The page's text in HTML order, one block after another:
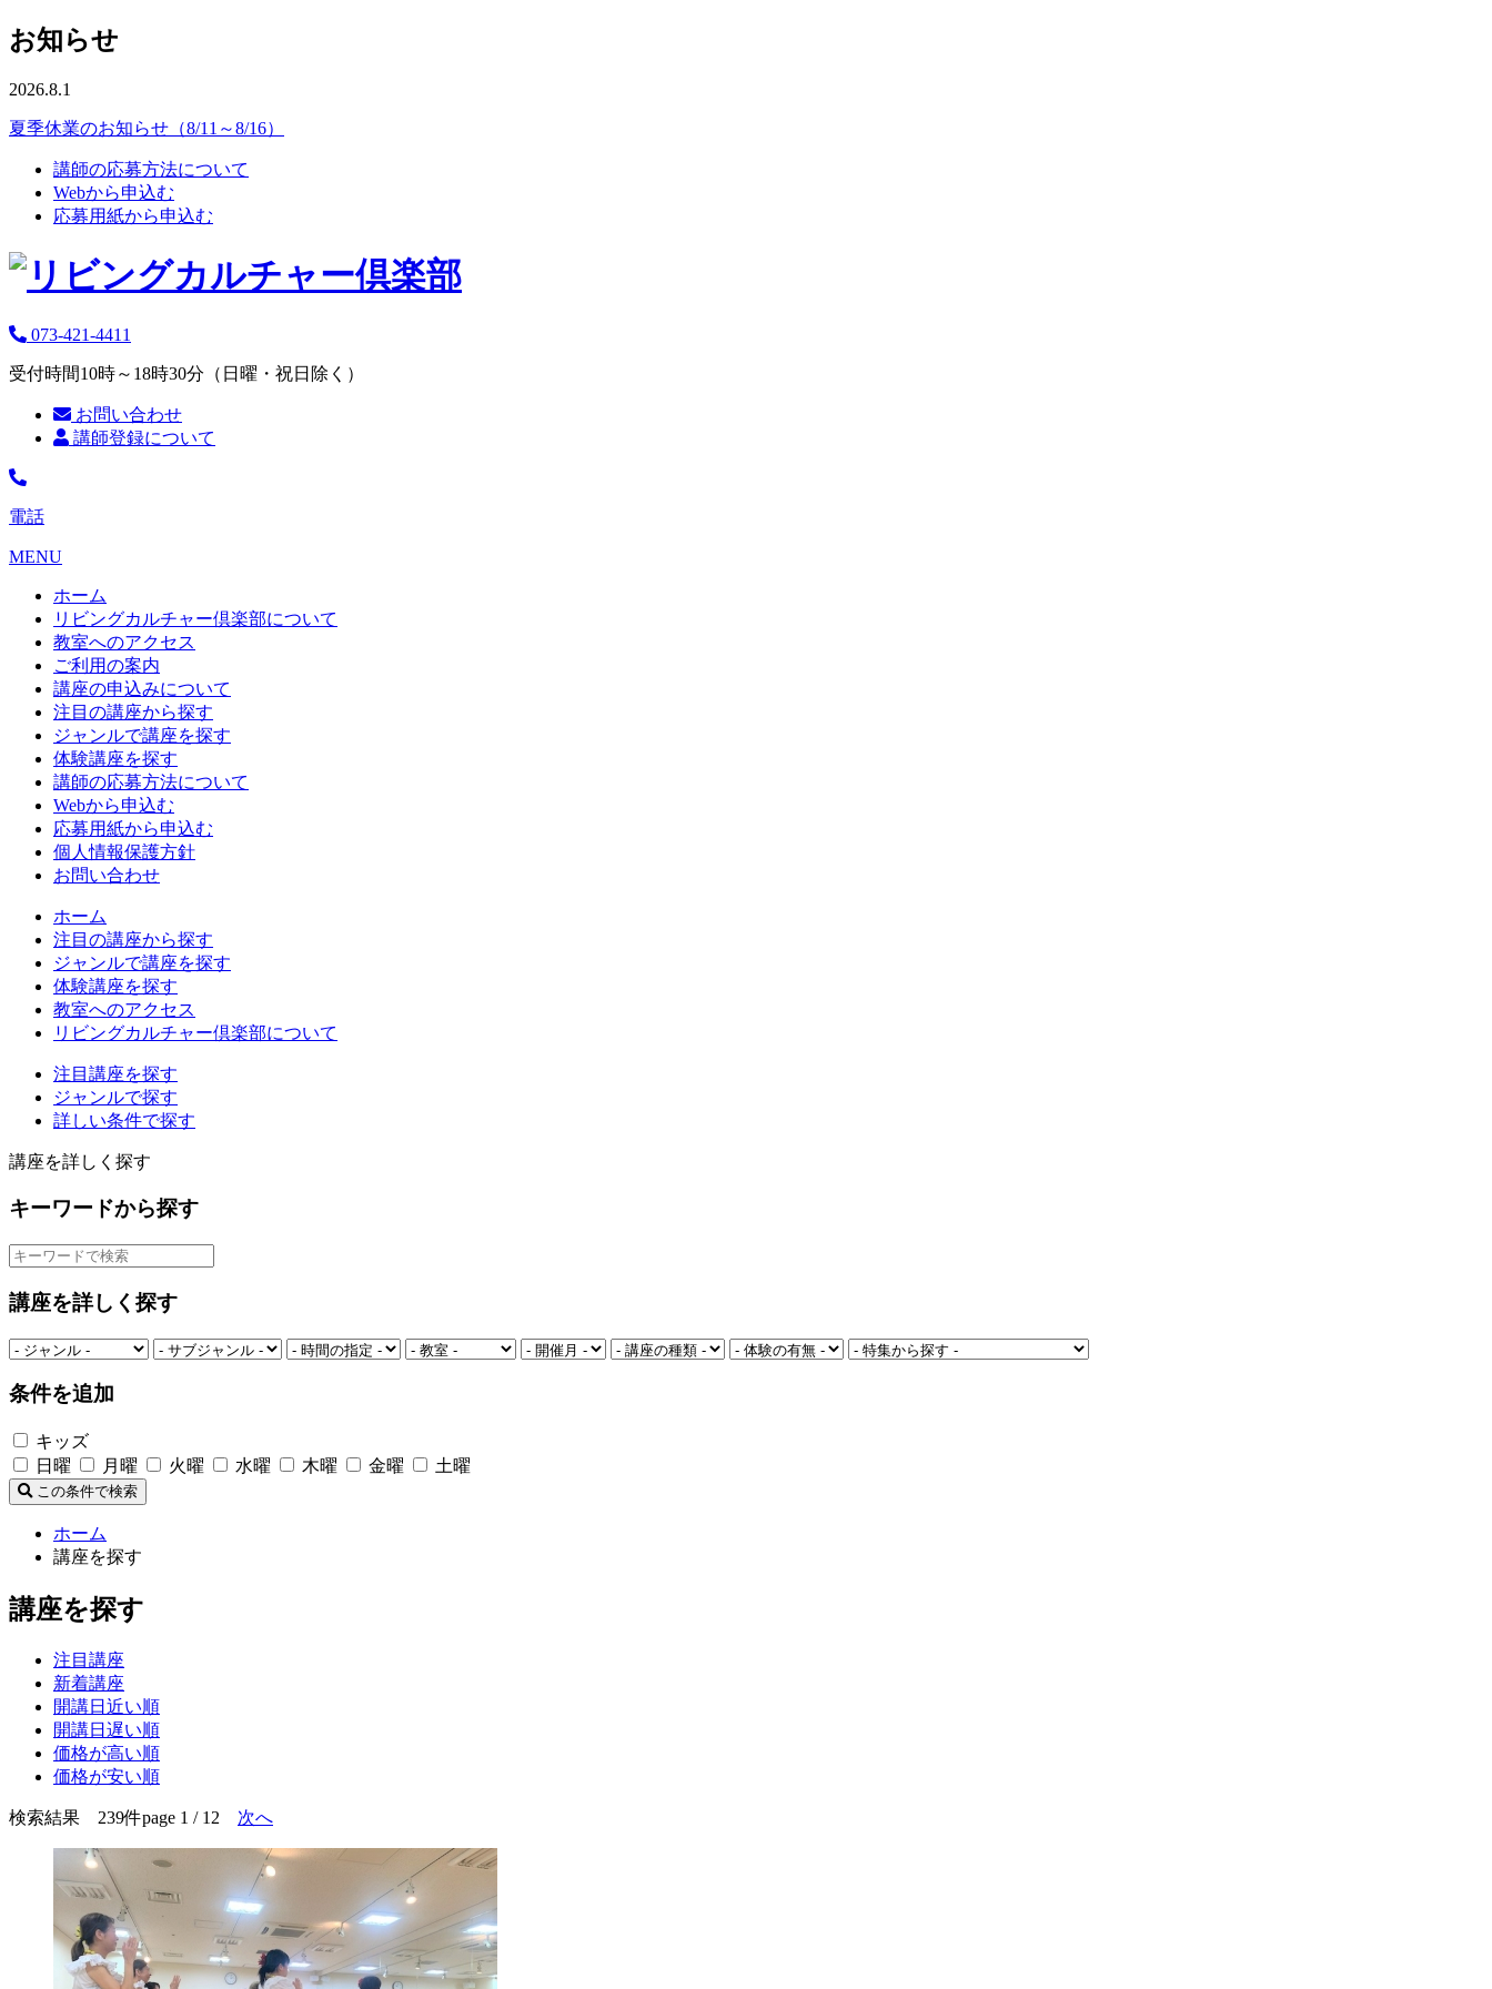
お知らせ
2026.8.1
夏季休業のお知らせ（8/11～8/16）
講師の応募方法について
Webから申込む
応募用紙から申込む
073-421-4411
受付時間10時～18時30分（日曜・祝日除く）
お問い合わせ
講師登録について
電話
MENU
ホーム
リビングカルチャー倶楽部について
教室へのアクセス
ご利用の案内
講座の申込みについて
注目の講座から探す
ジャンルで講座を探す
体験講座を探す
講師の応募方法について
Webから申込む
応募用紙から申込む
個人情報保護方針
お問い合わせ
ホーム
注目の講座から探す
ジャンルで講座を探す
体験講座を探す
教室へのアクセス
リビングカルチャー倶楽部について
注目講座を探す
ジャンルで探す
詳しい条件で探す
講座を詳しく探す
キーワードから探す
講座を詳しく探す
条件を追加
キッズ
日曜
月曜 火曜 水曜 木曜 金曜 土曜
この条件で検索
ホーム
講座を探す
講座を探す
注目講座
新着講座
開講日近い順
開講日遅い順
価格が高い順
価格が安い順
検索結果 239件page 1 / 12 次へ